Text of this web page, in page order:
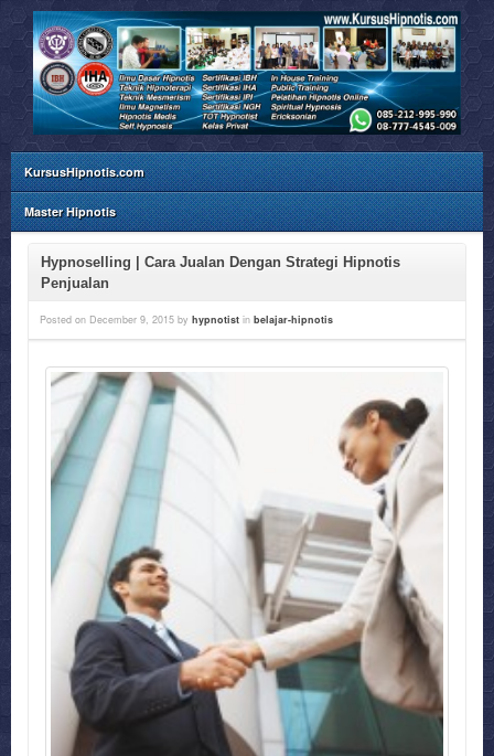
KursusHipnotis.com
Master Hipnotis
Hypnoselling | Cara Jualan Dengan Strategi Hipnotis
Penjualan
Posted on December 9, 2015 by hypnotist in belajar-hipnotis